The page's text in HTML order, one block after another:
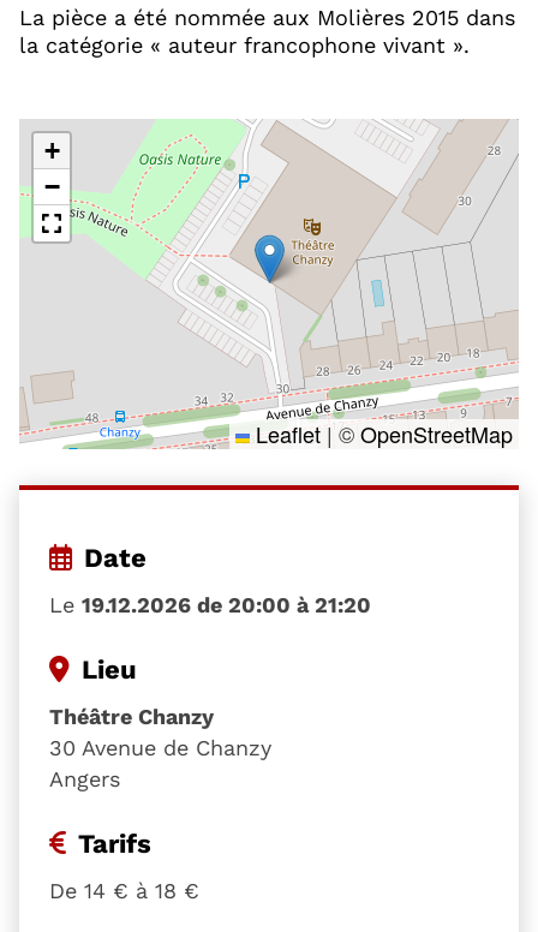
La pièce a été nommée aux Molières 2015 dans
la catégorie « auteur francophone vivant ».
+
−
Leaflet | ©OpenStreetMap
Date
Le 19.12.2026 de 20:00 à 21:20
Lieu
Théâtre Chanzy
30 Avenue de Chanzy
Angers
Tarifs
De 14 € à 18 €